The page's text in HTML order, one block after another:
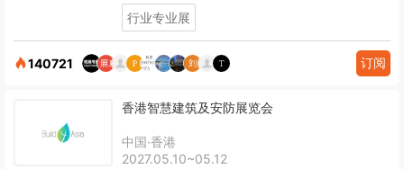
行业专业展
140721 订阅
香港智慧建筑及安防展览会
中国·香港
2027.05.10~05.12